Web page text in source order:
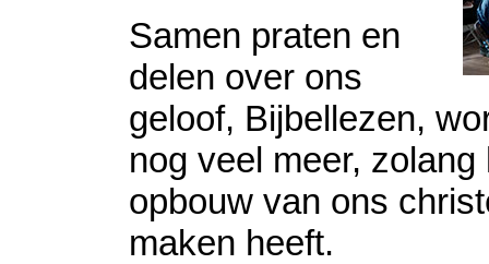
Samen praten en
delen over ons
geloof, Bijbellezen,
nog veel meer,
opbouw van ons
maken heeft.